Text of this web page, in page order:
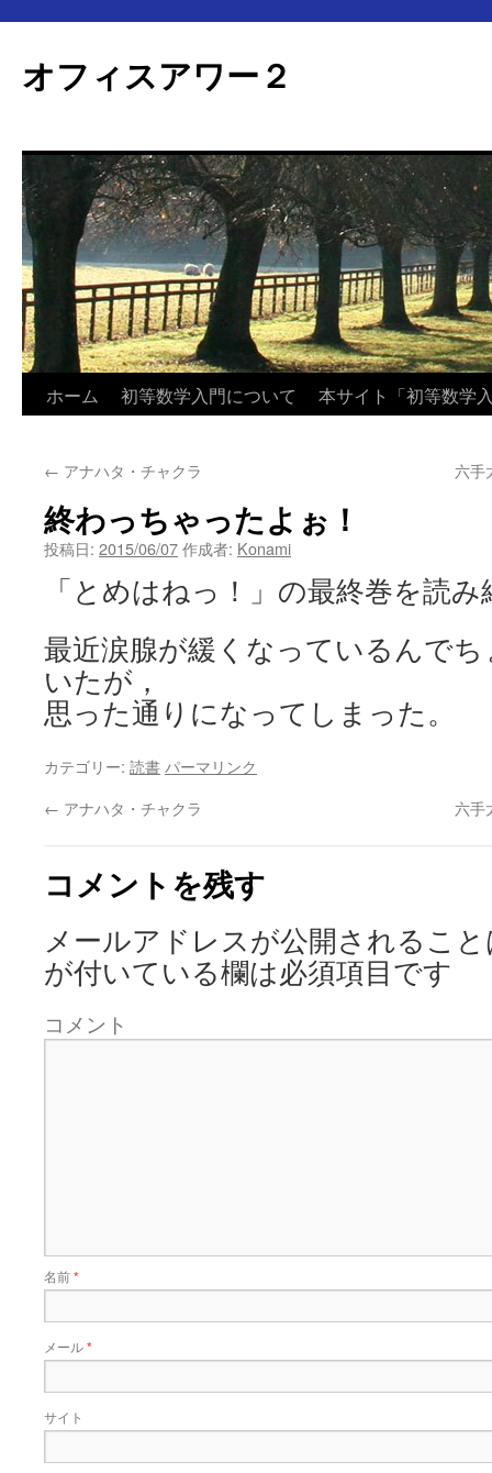
オフィスアワー２
テ
ン
ツ
ス
キ
ッ
プ
ホーム 初等数学入門について 本サイト「初等数学
← アナハタ・チャクラ 六手
終わっちゃったよぉ！
投稿日: 2015/06/07作成者: Konami
「とめはねっ！」の最終巻を読
最近涙腺が緩くなっているんで
いたが，
思った通りになってしまった。
カテゴリー: 読書 パーマリンク
← アナハタ・チャクラ 六手
コメントを残す
メールアドレスが公開されるこ
が付いている欄は必須項目です
コメント
名前*
メール*
サイト